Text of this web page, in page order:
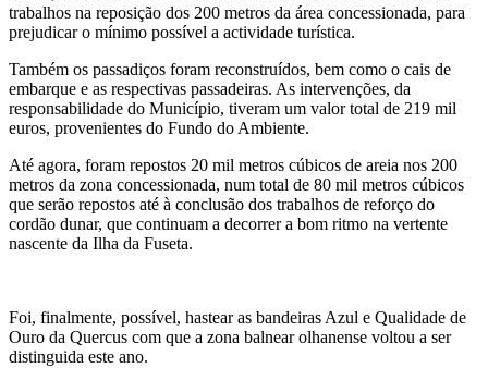
trabalhos na reposição dos 200 metros da área concessionada, para
prejudicar o mínimo possível a actividade turística.
Também os passadiços foram reconstruídos, bem como o cais de
embarque e as respectivas passadeiras. As intervenções, da
responsabilidade do Município, tiveram um valor total de 219 mil
euros, provenientes do Fundo do Ambiente.
Até agora, foram repostos 20 mil metros cúbicos de areia nos 200
metros da zona concessionada, num total de 80 mil metros cúbicos
que serão repostos até à conclusão dos trabalhos de reforço do
cordão dunar, que continuam a decorrer a bom ritmo na vertente
nascente da Ilha da Fuseta.
Foi, finalmente, possível, hastear as bandeiras Azul e Qualidade de
Ouro da Quercus com que a zona balnear olhanense voltou a ser
distinguida este ano.